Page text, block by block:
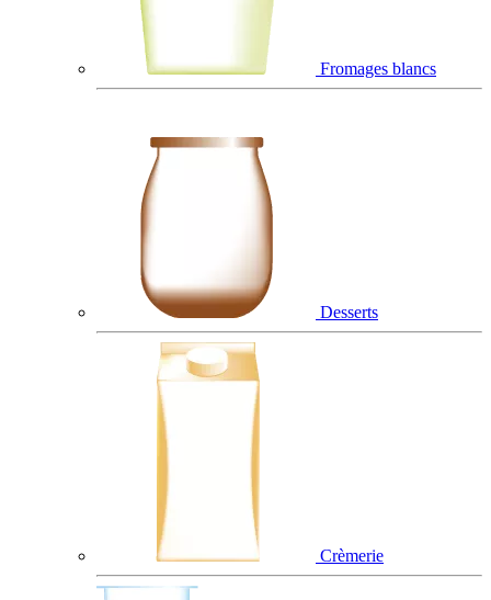
Fromages blancs
Desserts
Crèmerie